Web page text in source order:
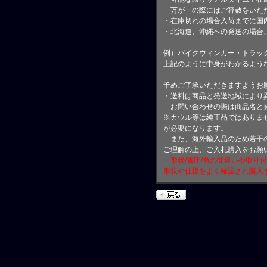
万が一の際にはご容赦をいた
・在庫切れの場合入荷までに
・北海道、沖縄への発送の場
例）バイクウィンカー・トラッ
上記のように中身がわかるよう
予めご了承いただきますようお
・送料は商品と発送地域により
お問い合わせの際は商品名と
※カウル等は純正品ではありま
が必要になります。
また、海外輸入品のため若干
ご理解の上、ご入札購入をお願
・形状/電圧/色の間違いや取り
形状や仕様をよく確認され購入